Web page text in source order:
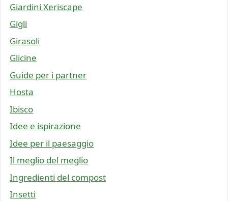
Giardini Xeriscape
Gigli
Girasoli
Glicine
Guide per i partner
Hosta
Ibisco
Idee e ispirazione
Idee per il paesaggio
Il meglio del meglio
Ingredienti del compost
Insetti